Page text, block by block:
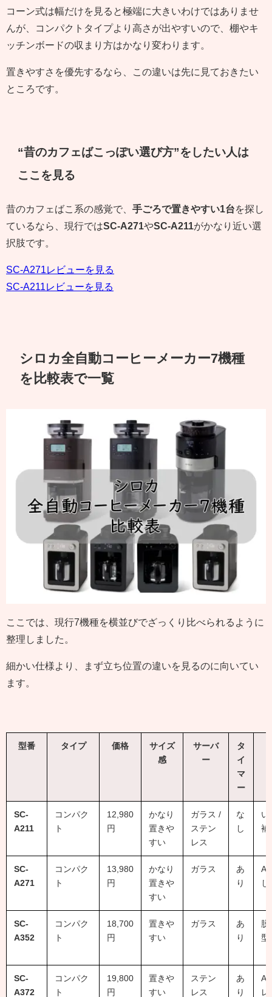
コーン式は幅だけを見ると極端に大きいわけではありませ
んが、コンパクトタイプより高さが出やすいので、棚やキ
ッチンボードの収まり方はかなり変わります。
置きやすさを優先するなら、この違いは先に見ておきたい
ところです。
“昔のカフェばこっぽい選び方”をしたい人は
ここを見る
昔のカフェばこ系の感覚で、 手ごろで置きやすい1台を探し
ているなら、現行ではSC-A271やSC-A211 がかなり近い選
択肢です。
SC-A271レビューを見る
SC-A211レビューを見る
シロカ全自動コーヒーメーカー7機種
を比較表で一覧
ここでは、現行7機種を横並びでざっくり比べられるように
整理しました。
細かい仕様より、まず立ち位置の違いを見るのに向いてい
ます。
型番 タイプ 価格
サイズ
感
サーバ
ー
タ
イ
マ
ー
SC-
A211
コンパク
ト
12,980
円
かなり
置きや
すい
ガラス /
ステン
レス
な
し
い
補
SC-
A271
コンパク
ト
13,980
円
かなり
置きや
すい
ガラス
あ
り
SC-
A352
コンパク
ト
18,700
円
置きや
すい
ガラス
あ
り
型
SC-
A372
コンパク
ト
19,800
円
置きや
すい
ステン
レス
あ
り